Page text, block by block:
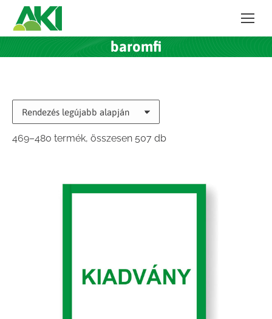
baromfi
469–480 termék, összesen 507 dbSorted